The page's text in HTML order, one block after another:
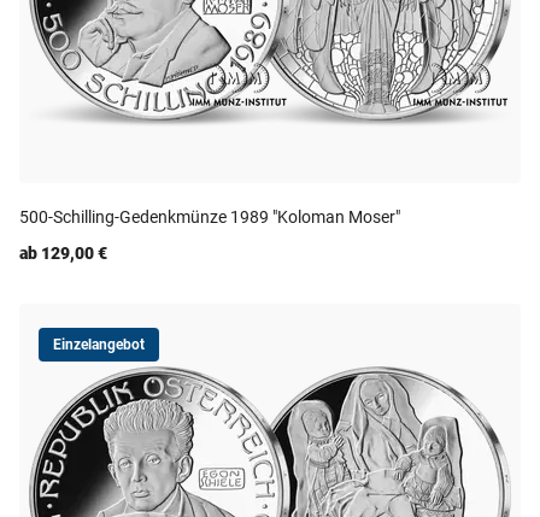
500-Schilling-Gedenkmünze 1989 "Koloman Moser"
ab 129,00 €
Einzelangebot